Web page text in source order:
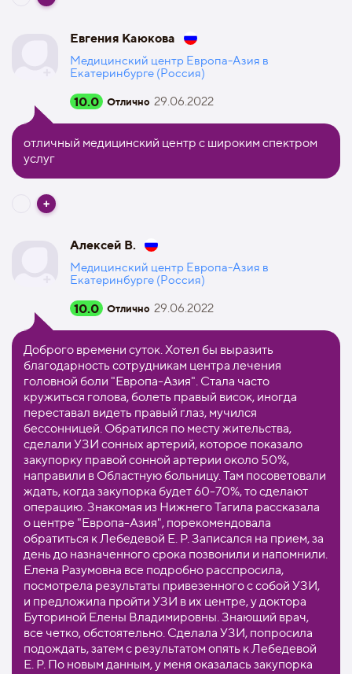
Евгения Каюкова
Медицинский центр Европа-Азия в
Екатеринбурге (Россия)
10.0 Отлично 29.06.2022
отличный медицинский центр с широким спектром
услуг
Алексей В.
Медицинский центр Европа-Азия в
Екатеринбурге (Россия)
10.0 Отлично 29.06.2022
Доброго времени суток. Хотел бы выразить
благодарность сотрудникам центра лечения
головной боли "Европа-Азия". Стала часто
кружиться голова, болеть правый висок, иногда
переставал видеть правый глаз, мучился
бессонницей. Обратился по месту жительства,
сделали УЗИ сонных артерий, которое показало
закупорку правой сонной артерии около 50%,
направили в Областную больницу. Там посоветовали
ждать, когда закупорка будет 60-70%, то сделают
операцию. Знакомая из Нижнего Тагила рассказала
о центре "Европа-Азия", порекомендовала
обратиться к Лебедевой Е. Р. Записался на прием, за
день до назначенного срока позвонили и напомнили.
Елена Разумовна все подробно расспросила,
посмотрела результаты привезенного с собой УЗИ,
и предложила пройти УЗИ в их центре, у доктора
Буториной Елены Владимировны. Знающий врач,
все четко, обстоятельно. Сделала УЗИ, попросила
подождать, затем с результатом опять к Лебедевой
Е. Р. По новым данным, у меня оказалась закупорка